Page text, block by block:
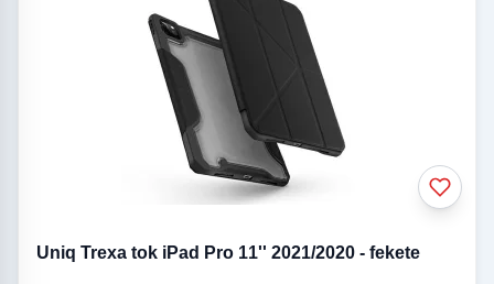
Uniq Trexa tok iPad Pro 11'' 2021/2020 - fekete